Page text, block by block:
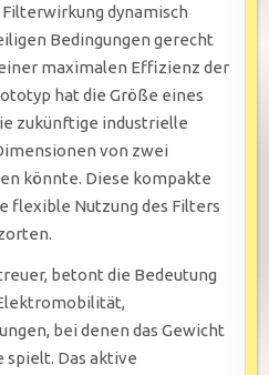
dynamisch
Bedingungen gerecht
maximalen Effizienz der
hat die Größe eines
zukünftige industrielle
von zwei
könnte. Diese kompakte
flexible Nutzung des Filters
betont die Bedeutung
bei denen das Gewicht
spielt. Das aktive